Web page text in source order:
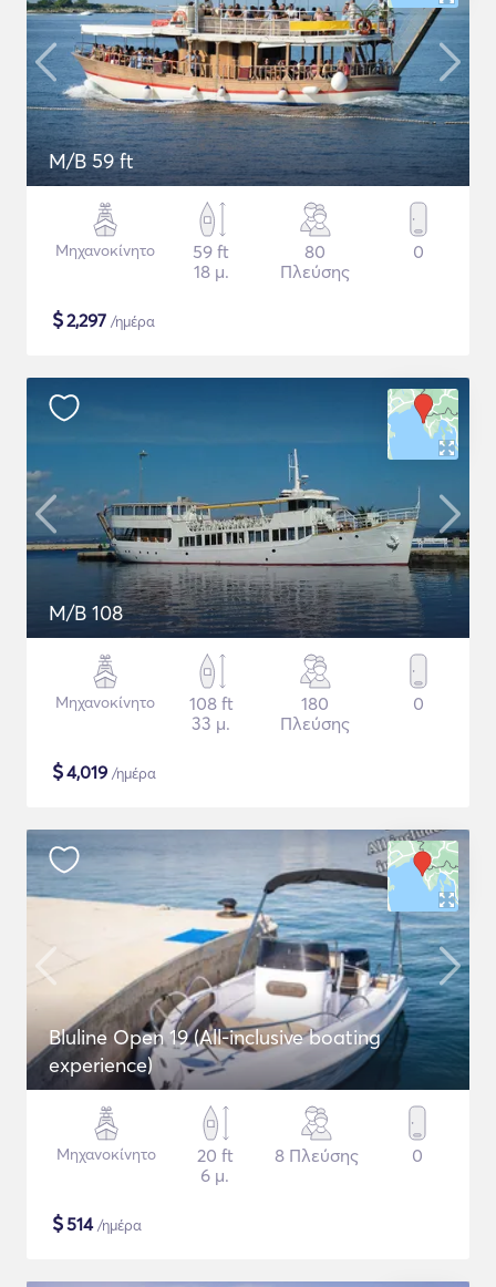
M/B 59 ft
Μηχανοκίνητο
59 ft
18 μ.
80
Πλεύσης
0
$2,297 /ημέρα
M/B 108
Μηχανοκίνητο
108 ft
33 μ.
180
Πλεύσης
0
$4,019 /ημέρα
Bluline Open 19 (All-inclusive boating
experience)
Μηχανοκίνητο
20 ft
6 μ.
8 Πλεύσης 0
$514/ημέρα